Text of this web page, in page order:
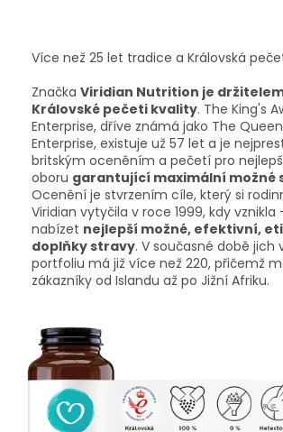
Více než 25 let tradice a Královská
Značka Viridian Nutrition je
Královské pečeti kvality. The King's
Enterprise, dříve známá jako The
Enterprise, existuje už 57 let a je
britským oceněním a pečetí pro
oboru garantující maximální možné
Ocenění je stvrzením cíle, který si
Viridian vytyčila v roce 1999, kdy vznikla
nabízet nejlepší možné, efektivní,
doplňky stravy. V současné době jich
portfoliu má již více než 220, přičemž
zákazníky od Islandu až po Jižní Afriku.